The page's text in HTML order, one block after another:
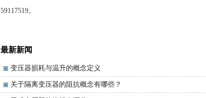
59117519。
最新新闻
变压器损耗与温升的概念定义
关于隔离变压器的阻抗概念有哪些？